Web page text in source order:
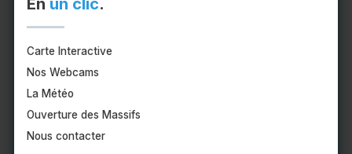
Carte Interactive
Nos Webcams
La Météo
Ouverture des Massifs
Nous contacter